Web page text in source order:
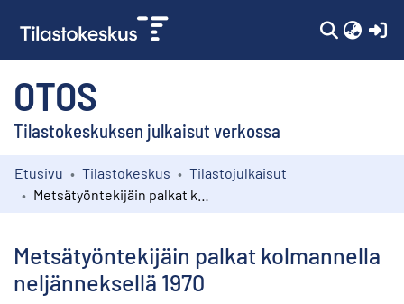
OTOS
Tilastokeskuksen julkaisut verkossa
Kokoelmat
Etusivu Tilastokeskus
Tilastojulkaisut
Metsätyöntekijäin palkat kolmannella
neljänneksellä 1970